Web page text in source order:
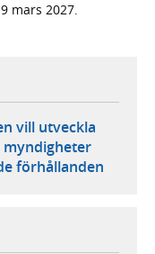
mars 2027.
vill utveckla
förhållanden